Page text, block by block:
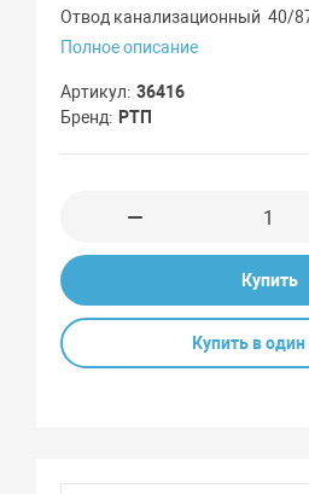
Отвод канализационный 40/
Полное описание
Артикул 36416
Бренд
РТП
Купить
Купить в